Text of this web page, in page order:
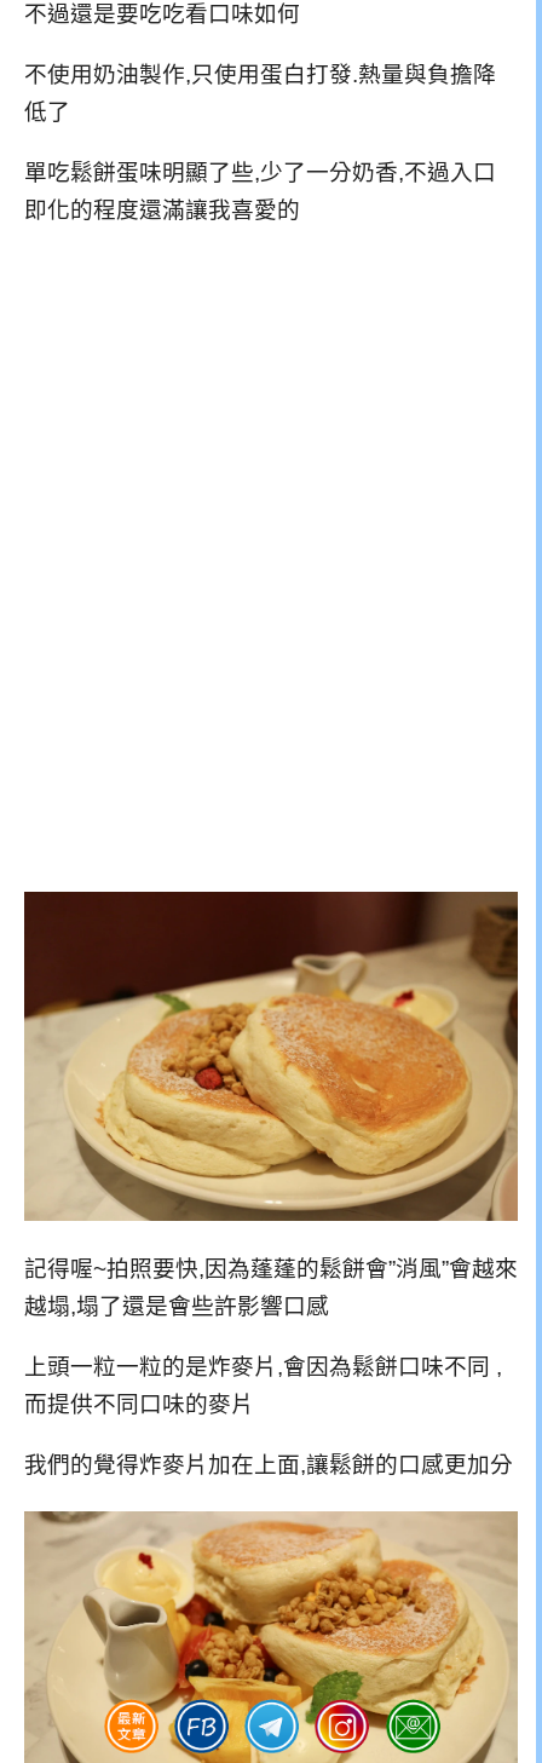
不過還是要吃吃看口味如何
不使用奶油製作,只使用蛋白打發.熱量與負擔降
低了
單吃鬆餅蛋味明顯了些,少了一分奶香,不過入口
即化的程度還滿讓我喜愛的
記得喔~拍照要快,因為蓬蓬的鬆餅會”消風”會越來
越塌,塌了還是會些許影響口感
上頭一粒一粒的是炸麥片,會因為鬆餅口味不同 ,
而提供不同口味的麥片
我們的覺得炸麥片加在上面,讓鬆餅的口感更加分